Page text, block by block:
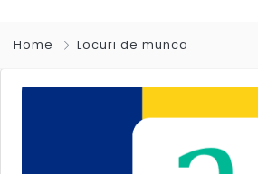
Home Locuri de munca